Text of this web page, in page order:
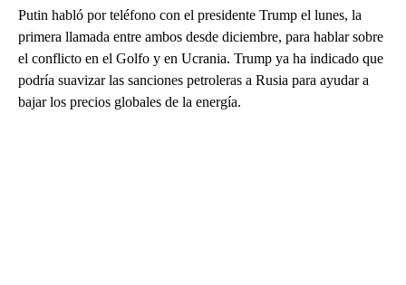
Putin habló por teléfono con el presidente Trump el lunes, la
primera llamada entre ambos desde diciembre, para hablar sobre
el conflicto en el Golfo y en Ucrania. Trump ya ha indicado que
podría suavizar las sanciones petroleras a Rusia para ayudar a
bajar los precios globales de la energía.